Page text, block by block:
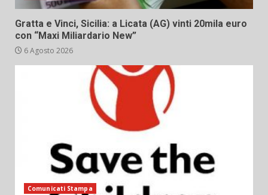
Gratta e Vinci, Sicilia: a Licata (AG) vinti 20mila euro
con “Maxi Miliardario New”
6 Agosto 2026
Comunicati Stampa